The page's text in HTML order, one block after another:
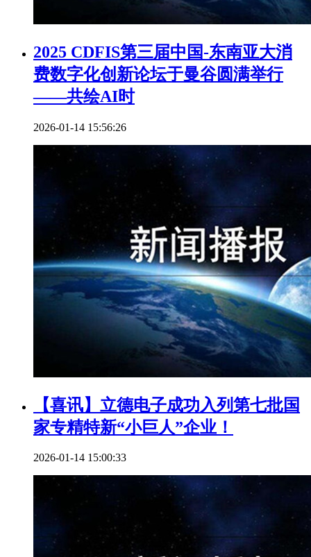
2025 CDFIS第三届中国-东南亚大消
费数字化创新论坛于曼谷圆满举行
——共绘AI时
2026-01-14 15:56:26
【喜讯】立德电子成功入列第七批国
家专精特新“小巨人”企业！
2026-01-14 15:00:33